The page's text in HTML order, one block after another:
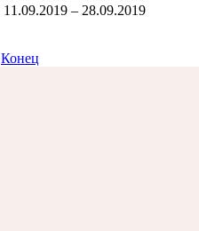
11.09.2019 – 28.09.2019
Конец